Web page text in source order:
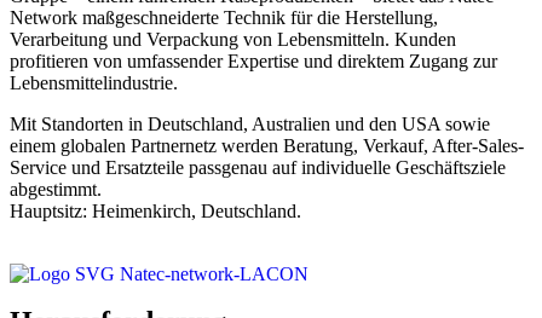
Network maßgeschneiderte Technik für die Herstellung,
Verarbeitung und Verpackung von Lebensmitteln. Kunden
profitieren von umfassender Expertise und direktem Zugang zur
Lebensmittelindustrie.
Mit Standorten in Deutschland, Australien und den USA sowie
einem globalen Partnernetz werden Beratung, Verkauf, After-Sales-
Service und Ersatzteile passgenau auf individuelle Geschäftsziele
abgestimmt.
Hauptsitz: Heimenkirch, Deutschland.